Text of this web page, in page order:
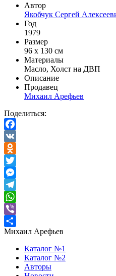
Автор
Якобчук Сергей
Год
1979
Размер
96 х 130 см
Материалы
Масло, Холст на ДВП
Описание
Продавец
Михаил Арефьев
Поделиться:
Facebook
VK
Odnoklassniki
Twitter
Messenger
Telegram
WhatsApp
Viber
Отправить
Михаил Арефьев
Каталог №1
Каталог №2
Авторы